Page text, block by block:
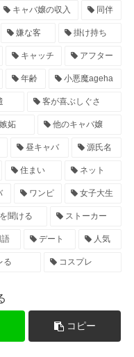
キャバ嬢の収入 同伴
嫌な客 掛け持ち
キャッチ アフター
年齢 小悪魔ageha
客が喜ぶしぐさ
嫉妬 他のキャバ嬢
昼キャバ 源氏名
住まい ネット
ワンピ 女子大生
聞ける ストーカー
デート 人気
る コスプレ
コピー